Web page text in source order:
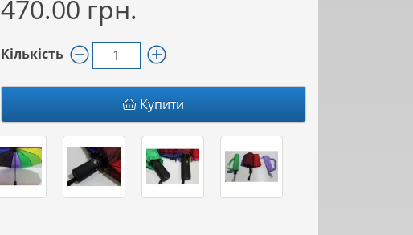
470.00 грн.
Кількість
Купити